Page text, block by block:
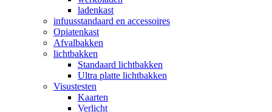
ladenkast
infuusstandaard en accessoires
Opiatenkast
Afvalbakken
lichtbakken
Standaard lichtbakken
Ultra platte lichtbakken
Visustesten
Kaarten
Verlicht